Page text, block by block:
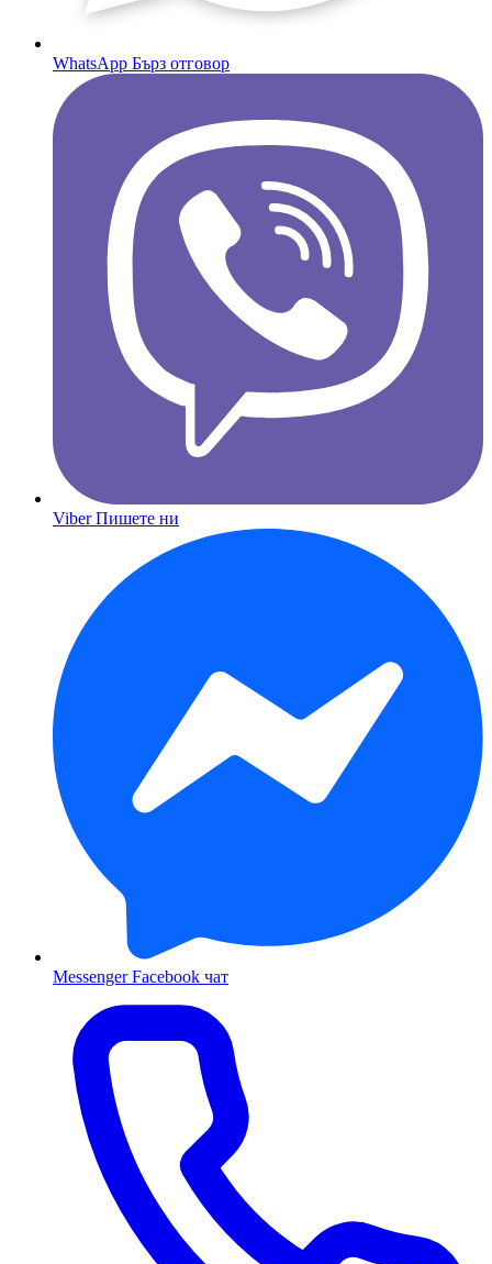
WhatsApp Бърз отговор
Viber Пишете ни
Messenger Facebook чат